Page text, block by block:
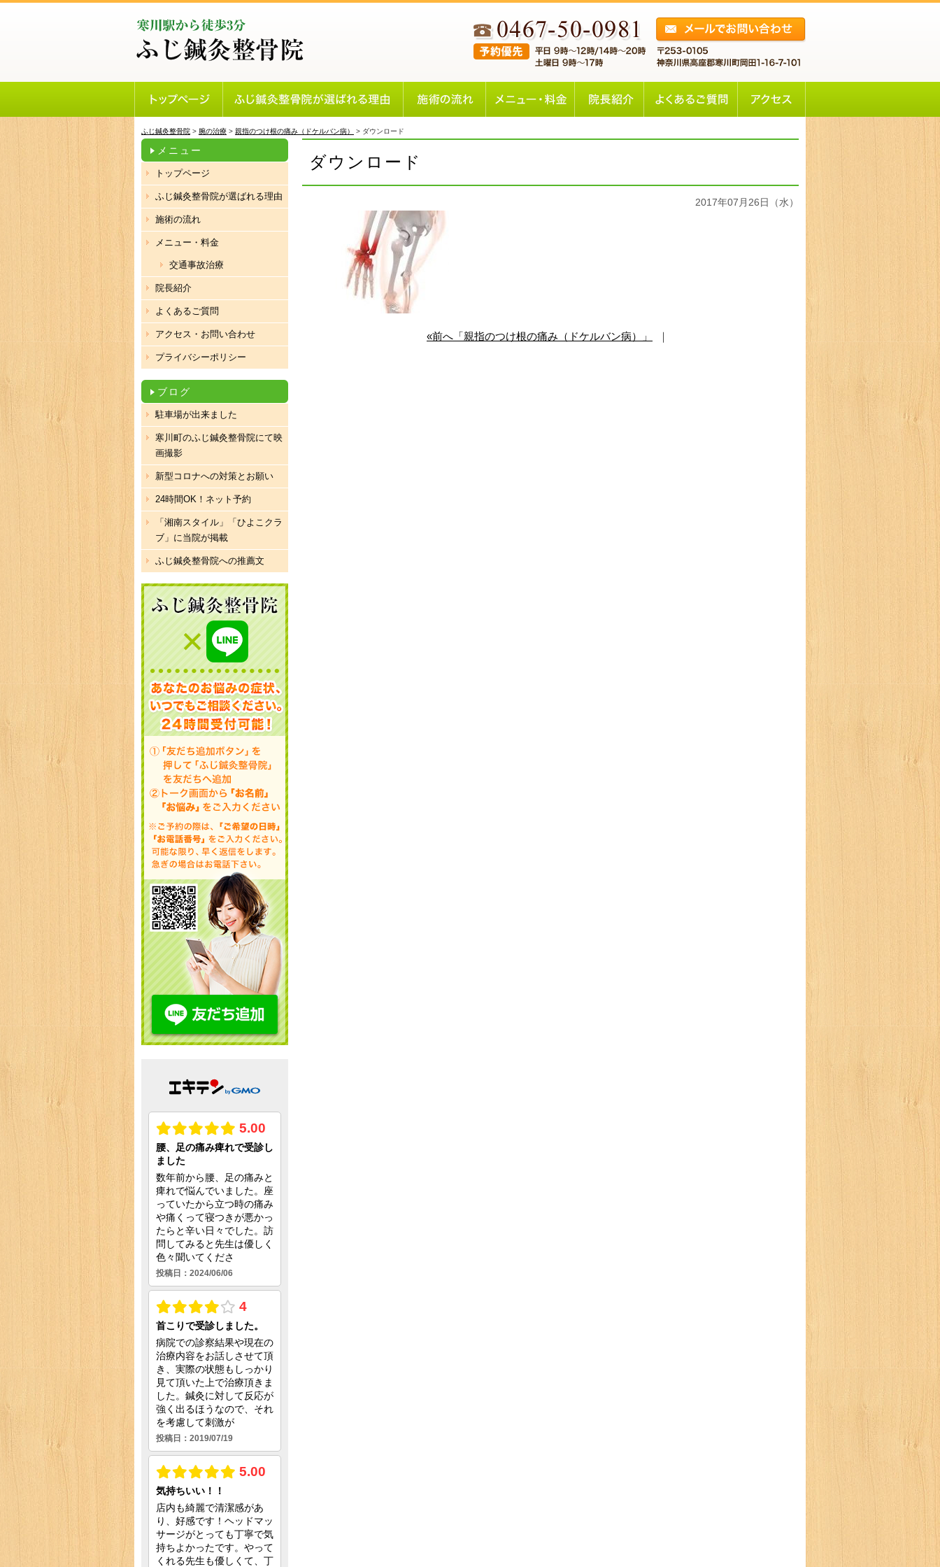
ふじ鍼灸整骨院 > 腕の治療 > 親指のつけ根の痛み（ドケルバン病） > ダウンロード
ダウンロード
2017年07月26日（水）
«前へ「親指のつけ根の痛み（ドケルバン病）」 ｜
メニュー
トップページ
ふじ鍼灸整骨院が選ばれる理由
施術の流れ
メニュー・料金
交通事故治療
院長紹介
よくあるご質問
アクセス・お問い合わせ
プライバシーポリシー
ブログ
駐車場が出来ました
寒川町のふじ鍼灸整骨院にて映
画撮影
新型コロナへの対策とお願い
24時間OK！ネット予約
「湘南スタイル」「ひよこクラ
ブ」に当院が掲載
ふじ鍼灸整骨院への推薦文